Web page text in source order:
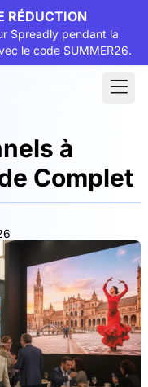
RÉDUCTION
Spreadly pendant la
le code SUMMER26.
à
Complet